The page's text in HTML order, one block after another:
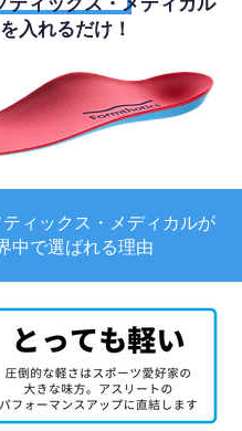
を入れるだけ！
ィックス・メディカルが
中で選ばれる理由